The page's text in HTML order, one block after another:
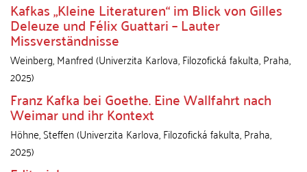
Kafkas „Kleine Literaturen“ im Blick von Gilles
Deleuze und Félix Guattari – Lauter
Missverständnisse
Weinberg, Manfred(Univerzita Karlova, Filozofická fakulta,Praha,
2025)
Franz Kafka bei Goethe. Eine Wallfahrt nach
Weimar und ihr Kontext
Höhne, Steffen(Univerzita Karlova, Filozofická fakulta,Praha,
2025)